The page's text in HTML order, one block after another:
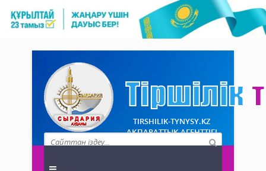
TIRSHILIK-TYNYSY.KZ
АҚПАРАТТЫҚ АГЕНТТІГІ